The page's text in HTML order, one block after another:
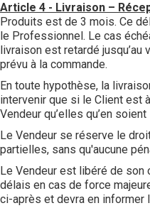
Article 4 - Livraison –
Produits est de 3 mois. Ce
le Professionnel. Le cas
livraison est retardé
prévu à la commande.
En toute hypothèse, la
intervenir que si le Client est
Vendeur qu’elles qu’en
Le Vendeur se réserve le
partielles, sans qu'aucune
Le Vendeur est libéré de
délais en cas de force
ci-après et devra en informer